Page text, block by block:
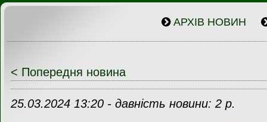
АРХІВ НОВИН
< Попередня новина
25.03.2024 13:20 - давність новини: 2 р.